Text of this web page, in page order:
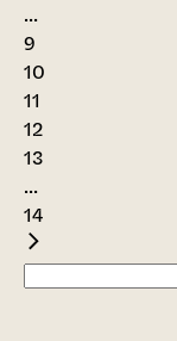
...
9
10
11
12
13
...
14